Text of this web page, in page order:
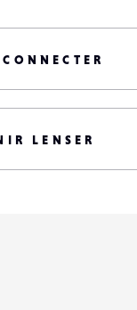
LENSER